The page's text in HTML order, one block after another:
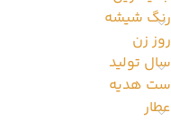
رنگ شیشه
روز زن
سال تولید
ست هدیه
عطار